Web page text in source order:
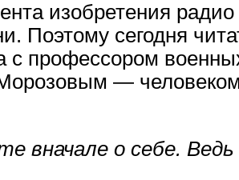
изобретения
Поэтому сегодня
с профессором
—
вначале о себе.